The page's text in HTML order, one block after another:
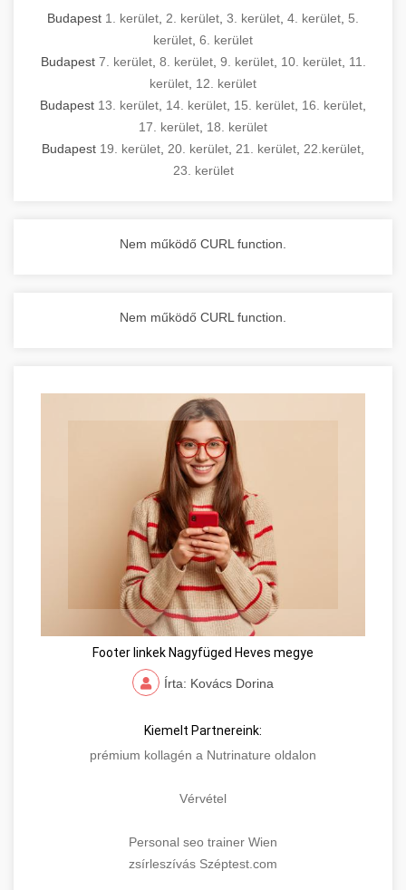
Budapest 1. kerület 2. kerület 3. kerület 4. kerület 5.
kerület 6. kerület
Budapest 7. kerület, 8. kerület, 9. kerület, 10. kerület, 11.
kerület 12. kerület
Budapest 13. kerület 14. kerület 15. kerület 16. kerület
17. kerület 18. kerület
Budapest 19. kerület 20. kerület 21. kerület 22.kerület
23. kerület
Nem működő CURL function.
Nem működő CURL function.
Footer linkek Nagyfüged Heves megye
Írta: Kovács Dorina
Kiemelt Partnereink:
prémium kollagén a Nutrinature oldalon
Vérvétel
Personal seo trainer Wien
zsírleszívás Széptest.com